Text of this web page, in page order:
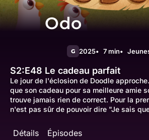
Odo
G 2025 7 min
S2:E48 Le cadeau parfait
Le jour de l'éclosion de Doodle
que son cadeau pour sa meilleure amie
trouve jamais rien de correct. Pour la
n'est pas sûr de pouvoir dire "Je sais
Détails Épisodes